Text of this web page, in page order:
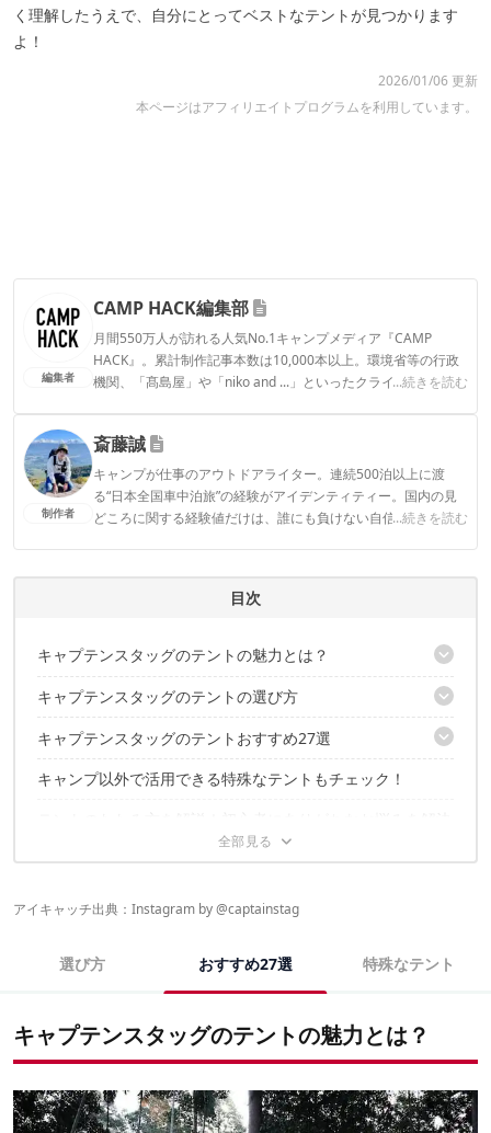
く理解したうえで、自分にとってベストなテントが見つかります
よ！
2026/01/06 更新
本ページはアフィリエイトプログラムを利用しています。
編集者
CAMP HACK編集部
月間550万人が訪れる人気No.1キャンプメディア『CAMP
HACK』。累計制作記事本数は10,000本以上。環境省等の行政
機関、「髙島屋」や「niko and ...」といったクライアントとの
...続きを読む
CAMP HACK編集部のプロフィール
制作者
斎藤誠
キャンプが仕事のアウトドアライター。連続500泊以上に渡
る“日本全国車中泊旅”の経験がアイデンティティー。国内の見
どころに関する経験値だけは、誰にも負けない自信あり。趣味
...続きを読む
斎藤誠のプロフィール目次
キャプテンスタッグのテントの魅力とは？
「これで十分」と評判のスペックとコスパの高さ
さまざまなタイプがそろう豊富なラインナップ
それぞれが異なる個性を持つプロダクトブランド
キャプテンスタッグのテントの選び方
まずはテントのタイプを決めよう
「実際の使用人数の＋1〜2人」のサイズが最適
収納時のサイズと重量も大切
快適さ重視ならダブルウォール構造のモデルを
キャプテンスタッグのテントおすすめ27選
ドームテントのおすすめ10選
ワンポールテントのおすすめ7選
ポップアップテントのおすすめ4選
キャンプ以外で活用できる特殊なテントもチェック！
キャプテンスタッグのテントでよくある質問・疑問
キャプテンスタッグのテントは安いけど、壊れやすいの？
キャプテンスタッグのテントの評判はどんな感じ？
“最高”よりも“最善”を求める人におすすめのブランド！
キャプテンスタッグのテントに関するこちらの記事もおすすめ！
アイキャッチ出典：Instagram by@captainstag
選び方 おすすめ27選 特殊なテント
キャプテンスタッグのテントの魅力とは？